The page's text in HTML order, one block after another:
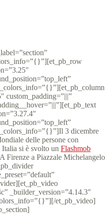
custom_padding=”|||”
3 dicembre
delle persone con
si è svolto un Flashmob
Firenze a Piazzale Michelangelo
_builder_version=”4.14.3″
et_pb_video]